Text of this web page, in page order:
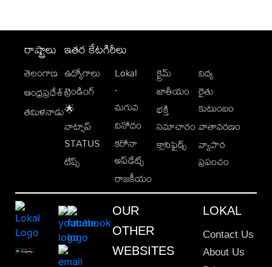
రాష్ట్రాలు
తెలంగాణ
ఆంధ్రప్రదేశ్
తమిళనాడు
ఇతర కేటగిరీలు
ఉద్యోగాలు
ట్రెండింగ్
🌟
వాట్సాప్
STATUS
టిప్స్
Lokal
-
మగువ
వినోదం
కరోనా
అప్‌డేట్స్
రాజకీయం
క్రైమ్
జాతీయం
భక్తి
సమాచారం
క్లాసిఫైడ్స్
విద్య
రైతు
కుటుంబం
వాతావరణం
వ్యాపార
ప్రపంచం
OUR
OTHER
WEBSITES
LOKAL
Contact Us
About Us